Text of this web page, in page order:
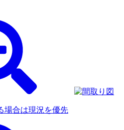
場合は現況を優先